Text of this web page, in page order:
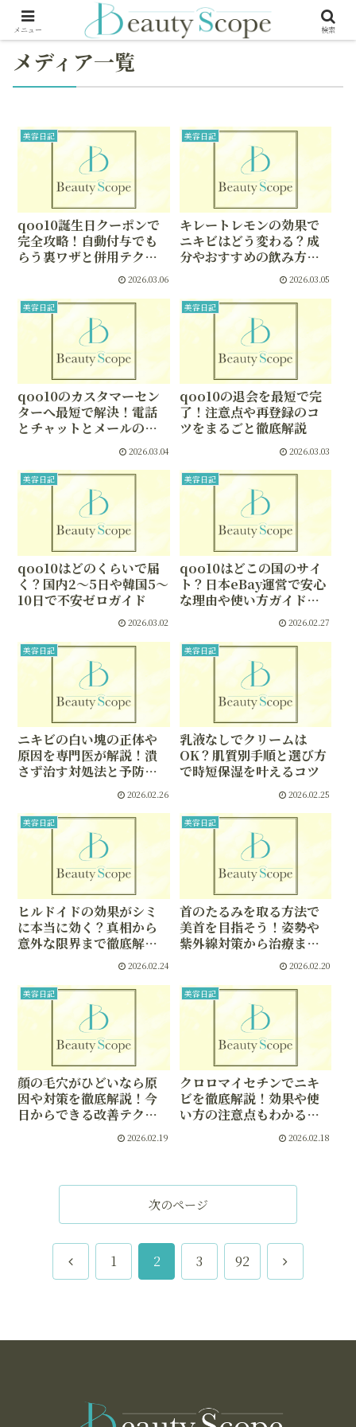
メディア一覧
美容日記
qoo10誕生日クーポンで
完全攻略！自動付与でも
らう裏ワザと併用テクで
2026.03.06
美容日記
キレートレモンの効果で
ニキビはどう変わる？成
分やおすすめの飲み方を
2026.03.05
美容日記
qoo10のカスタマーセン
ターへ最短で解決！電話
とチャットとメールのや
2026.03.04
美容日記
qoo10の退会を最短で完
了！注意点や再登録のコ
ツをまるごと徹底解説
2026.03.03
美容日記
qoo10はどのくらいで届
く？国内2〜5日や韓国5〜
10日で不安ゼロガイド
2026.03.02
美容日記
qoo10はどこの国のサイ
ト？日本eBay運営で安心
な理由や使い方ガイドで
2026.02.27
美容日記
ニキビの白い塊の正体や
原因を専門医が解説！潰
さず治す対処法と予防策
2026.02.26
美容日記
乳液なしでクリームは
OK？肌質別手順と選び方
で時短保湿を叶えるコツ
2026.02.25
美容日記
ヒルドイドの効果がシミ
に本当に効く？真相から
意外な限界まで徹底解
説、美肌を目指す予防と
2026.02.24
美容日記
首のたるみを取る方法で
美首を目指そう！姿勢や
紫外線対策から治療まで
2026.02.20
美容日記
顔の毛穴がひどいなら原
因や対策を徹底解説！今
日からできる改善テクニ
2026.02.19
美容日記
クロロマイセチンでニキ
ビを徹底解説！効果や使
い方の注意点もわかる最
2026.02.18
次のページ
前
1 2 3 92
次
メニュー 検索